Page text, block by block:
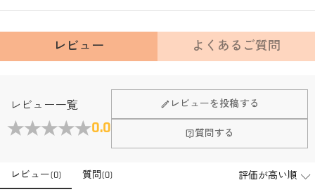
レビュー よくあるご質問
レビュー一覧
0.0
レビューを投稿する
質問する
レビュー(0) 質問(0)